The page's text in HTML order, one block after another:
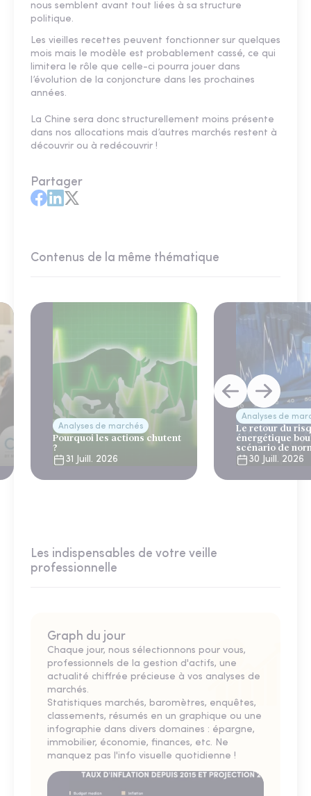
nous semblent avant tout liées à sa structure
politique.
Les vieilles recettes peuvent fonctionner sur quelques
mois mais le modèle est probablement cassé, ce qui
limitera le rôle que celle-ci pourra jouer dans
l’évolution de la conjoncture dans les prochaines
années.
La Chine sera donc structurellement moins présente
dans nos allocations mais d’autres marchés restent à
découvrir ou à redécouvrir !
Partager
Contenus de la même thématique
Analyses de marchés
Pourquoi les actions chutent
?
31 Juill. 2026
Analyses de
Le retour du
énergétique
scénario de
30 Juill. 2026
Les indispensables de votre veille
professionnelle
Graph du jour
Chaque jour, nous sélectionnons pour vous,
professionnels de la gestion d'actifs, une
actualité chiffrée précieuse à vos analyses de
marchés.
Statistiques marchés, baromètres, enquêtes,
classements, résumés en un graphique ou une
infographie dans divers domaines : épargne,
immobilier, économie, finances, etc. Ne
manquez pas l'info visuelle quotidienne !